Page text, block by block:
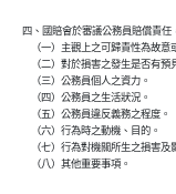
四、國賠會於審議公務員賠償責任
（一）主觀上之可歸責性為故意
（二）對於損害之發生是否有
    （三）公務員個人之資力。
    （四）公務員之生活狀況。
    （五）公務員違反義務之程度。
    （六）行為時之動機、目的。
（七）行為對機關所生之損害及
    （八）其他重要事項。